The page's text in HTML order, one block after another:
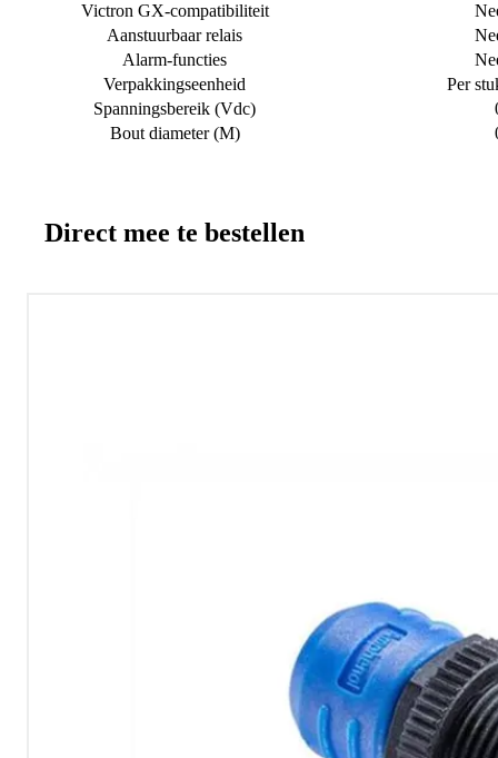
Victron GX-compatibiliteit
Aanstuurbaar relais
Alarm-functies
Verpakkingseenheid
Per
Spanningsbereik (Vdc)
Bout diameter (M)
Direct mee te bestellen